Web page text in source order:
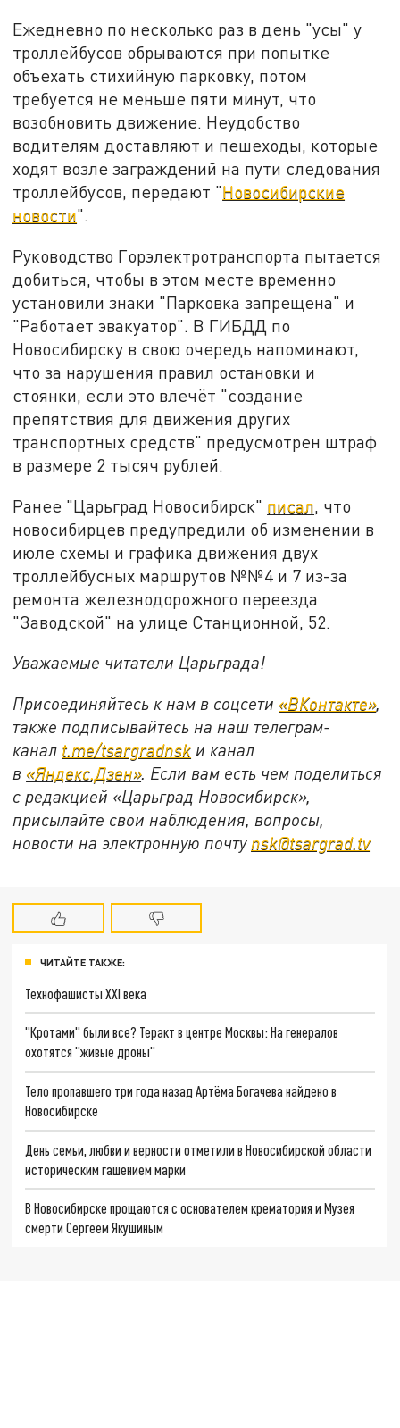
Ежедневно по несколько раз в день "усы" у
троллейбусов обрываются при попытке
объехать стихийную парковку, потом
требуется не меньше пяти минут, что
возобновить движение. Неудобство
водителям доставляют и пешеходы, которые
ходят возле заграждений на пути следования
троллейбусов, передают "Новосибирские
новости".
Руководство Горэлектротранспорта пытается
добиться, чтобы в этом месте временно
установили знаки "Парковка запрещена" и
"Работает эвакуатор". В ГИБДД по
Новосибирску в свою очередь напоминают,
что за нарушения правил остановки и
стоянки, если это влечёт "создание
препятствия для движения других
транспортных средств" предусмотрен штраф
в размере 2 тысяч рублей.
Ранее "Царьград Новосибирск" писал , что
новосибирцев предупредили об изменении в
июле схемы и графика движения двух
троллейбусных маршрутов №№4 и 7 из-за
ремонта железнодорожного переезда
"Заводской" на улице Станционной, 52.
Уважаемые читатели Царьграда!
Присоединяйтесь к нам в соцсети «ВКонтакте»,
также подписывайтесь на наш телеграм-
канал t.me/tsargradnsk и канал
в «Яндекс.Дзен». Если вам есть чем поделиться
с редакцией «Царьград Новосибирск»,
присылайте свои наблюдения, вопросы,
новости на электронную почту nsk@tsargrad.tv
ЧИТАЙТЕ ТАКЖЕ:
Технофашисты XXI века
"Кротами" были все? Теракт в центре Москвы: На генералов
охотятся "живые дроны"
Тело пропавшего три года назад Артёма Богачева найдено в
Новосибирске
День семьи, любви и верности отметили в Новосибирской области
историческим гашением марки
В Новосибирске прощаются с основателем крематория и Музея
смерти Сергеем Якушиным